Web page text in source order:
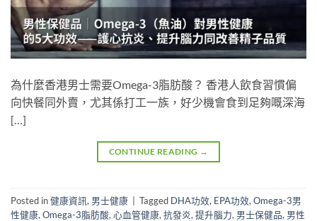
為什麼香港男士需要Omega-3脂肪酸？ 香港人飲食習慣偏
向快餐同外賣，尤其係打工一族，好少機會食到足夠嘅深海
[…]
CONTINUE READING →
Posted in健康資訊, 男士健康 | Tagged DHA功效, EPA功效, Omega-3男
性健康, Omega-3脂肪酸, 心血管健康, 抗發炎, 提升腦力, 男士保健品, 男性